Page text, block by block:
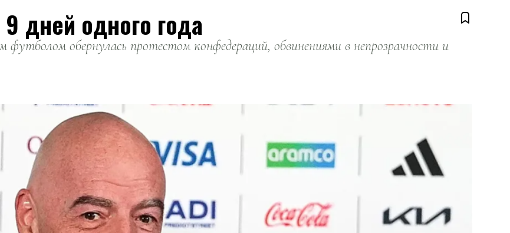
дней одного года
обернулась протестом конфедераций, обвинениями в непрозрачности и